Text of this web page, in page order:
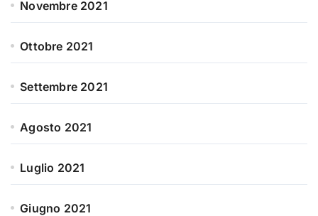
Novembre 2021
Ottobre 2021
Settembre 2021
Agosto 2021
Luglio 2021
Giugno 2021